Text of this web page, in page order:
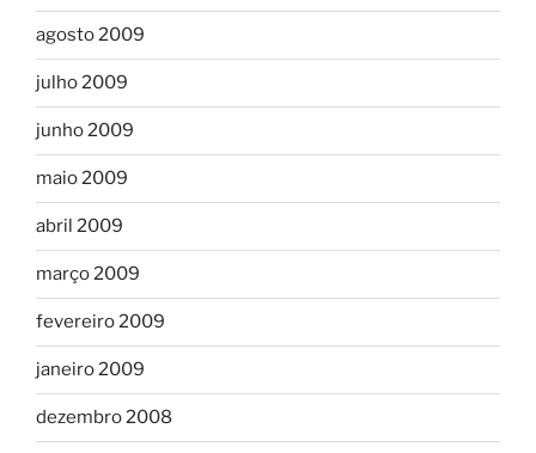
agosto 2009
julho 2009
junho 2009
maio 2009
abril 2009
março 2009
fevereiro 2009
janeiro 2009
dezembro 2008